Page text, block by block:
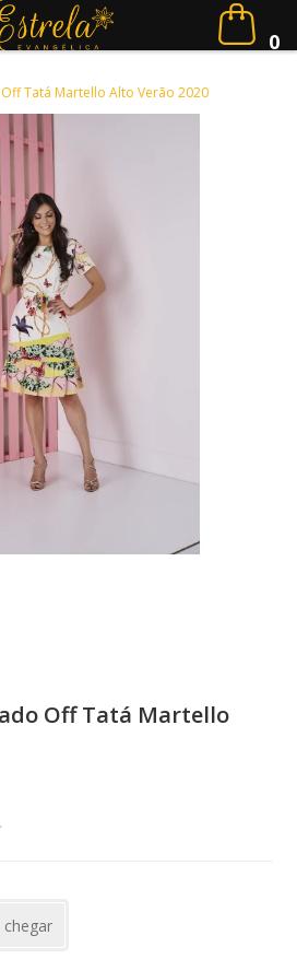
0
Tatá Martello Alto Verão 2020
Off Tatá Martello